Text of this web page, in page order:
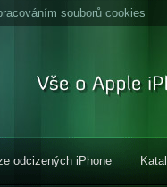
souborů cookies
odcizených iPhone